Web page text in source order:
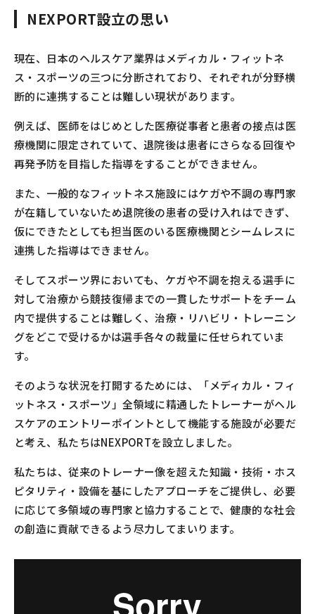
NEXPORT設立の思い
現在、日本のヘルスケア業界はメディカル・フィットネ
ス・スポーツの三つに分断されており、それぞれが分野横
断的に連携することは難しい現状があります。
例えば、医師をはじめとした医療従事者と患者の接点は医
療機関に限定されていて、退院後は患者にさらなる回復や
再発予防を目指した指導をすることができません。
また、一般的なフィットネス施設にはケガや不調の専門家
が在籍していないため退院後の患者の受け入れはできず、
仮にできたとしても担当医のいる医療機関とシームレスに
連携した指導はできません。
そしてスポーツ界においても、ケガや不調を抱える選手に
対して治療から競技復帰までの一貫したサポートをチーム
内で提供することは難しく、治療・リハビリ・トレーニン
グをどこで受けるかは選手各々の裁量に任せられていま
す。
そのような状況を打開するためには、「メディカル・フィ
ットネス・スポーツ」全領域に精通したトレーナーがヘル
スケアのエントリーポイントとして機能する施設が必要だ
と考え、私たちはNEXPORTを設立しました。
私たちは、従来のトレーナー像を超えた知識・技術・ホス
ピタリティ・設備を基にしたアプローチをご提供し、必要
に応じて多領域の専門家と協力することで、健康的な社会
の創造に貢献できるよう尽力してまいります。